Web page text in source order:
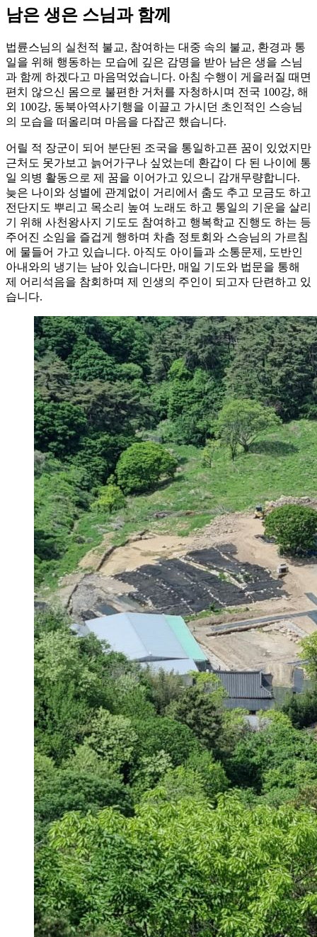
남은 생은 스님과 함께
법륜스님의 실천적 불교, 참여하는 대중 속의 불교, 환경과 통
일을 위해 행동하는 모습에 깊은 감명을 받아 남은 생을 스님
과 함께 하겠다고 마음먹었습니다. 아침 수행이 게을러질 때면
편치 않으신 몸으로 불편한 거처를 자청하시며 전국 100강, 해
외 100강, 동북아역사기행을 이끌고 가시던 초인적인 스승님
의 모습을 떠올리며 마음을 다잡곤 했습니다.
어릴 적 장군이 되어 분단된 조국을 통일하고픈 꿈이 있었지만
근처도 못가보고 늙어가구나 싶었는데 환갑이 다 된 나이에 통
일 의병 활동으로 제 꿈을 이어가고 있으니 감개무량합니다.
늦은 나이와 성별에 관계없이 거리에서 춤도 추고 모금도 하고
전단지도 뿌리고 목소리 높여 노래도 하고 통일의 기운을 살리
기 위해 사천왕사지 기도도 참여하고 행복학교 진행도 하는 등
주어진 소임을 즐겁게 행하며 차츰 정토회와 스승님의 가르침
에 물들어 가고 있습니다. 아직도 아이들과 소통문제, 도반인
아내와의 냉기는 남아 있습니다만, 매일 기도와 법문을 통해
제 어리석음을 참회하며 제 인생의 주인이 되고자 단련하고 있
습니다.